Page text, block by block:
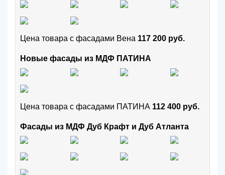
Цена товара с фасадами Вена 117 200 руб.
Новые фасады из МДФ ПАТИНА
Цена товара с фасадами ПАТИНА 112 400 руб.
Фасады из МДФ Дуб Крафт и Дуб Атланта